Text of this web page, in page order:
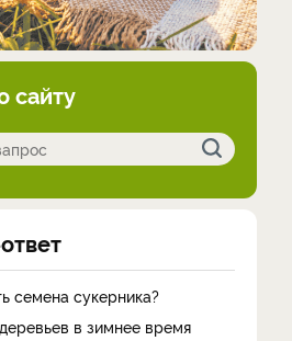
сайту
семена сукерника?
в зимнее время